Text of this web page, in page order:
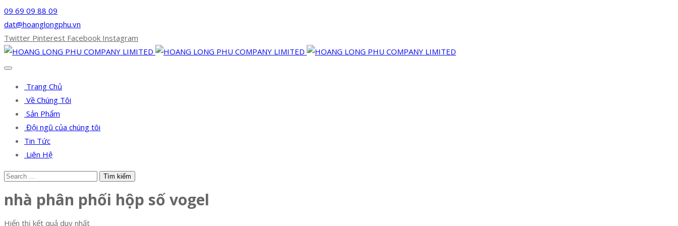
09 69 09 88 09
dat@hoanglongphu.vn
Twitter Pinterest Facebook Instagram
Trang Chủ
Về Chúng Tôi
Sản Phẩm
Đội ngũ của chúng tôi
Tin Tức
Liên Hệ
nhà phân phối hộp số vogel
Hiển thị kết quả duy nhất